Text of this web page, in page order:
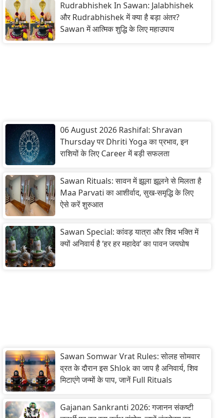
Rudrabhishek In Sawan: Jalabhishek
और Rudrabhishek में क्या है बड़ा अंतर?
Sawan में आत्मिक शुद्धि के लिए महाउपाय
06 August 2026 Rashifal: Shravan
Thursday पर Dhriti Yoga का प्रभाव, इन
राशियों के लिए Career में बड़ी सफलता
Sawan Rituals: सावन में झूला झूलने से मिलता है
Maa Parvati का आशीर्वाद, सुख-समृद्धि के लिए
ऐसे करें शुरुआत
Sawan Special: कांवड़ यात्रा और शिव भक्ति में
क्यों अनिवार्य है ‘हर हर महादेव’ का पावन जयघोष
Sawan Somwar Vrat Rules: सोलह सोमवार
व्रत के दौरान इस Shlok का जाप है अनिवार्य, शिव
मिटाएंगे जन्मों के पाप, जानें Full Rituals
Gajanan Sankranti 2026: गजानन संकष्टी